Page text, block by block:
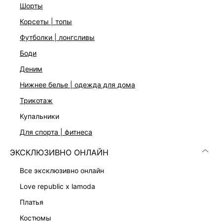
шорты
корсеты | топы
футболки | лонгсливы
боди
деним
нижнее белье | одежда для дома
трикотаж
купальники
для спорта | фитнеса
ЭКСКЛЮЗИВНО ОНЛАЙН
все эксклюзивно онлайн
love republic x lamoda
платья
костюмы
Материалы: натуральная ракушка, сплав латуни и цинка
Длина: 68,5 см
ДОСТАВКА И ВОЗВРАТ
Подробные условия доставки и возврата
в AppStore
КАТАЛОГ